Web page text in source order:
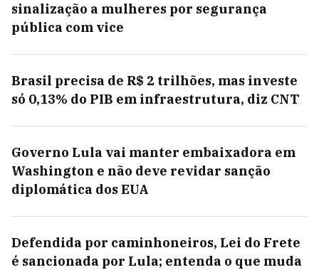
sinalização a mulheres por segurança
pública com vice
Brasil precisa de R$ 2 trilhões, mas investe
só 0,13% do PIB em infraestrutura, diz CNT
Governo Lula vai manter embaixadora em
Washington e não deve revidar sanção
diplomática dos EUA
Defendida por caminhoneiros, Lei do Frete
é sancionada por Lula; entenda o que muda